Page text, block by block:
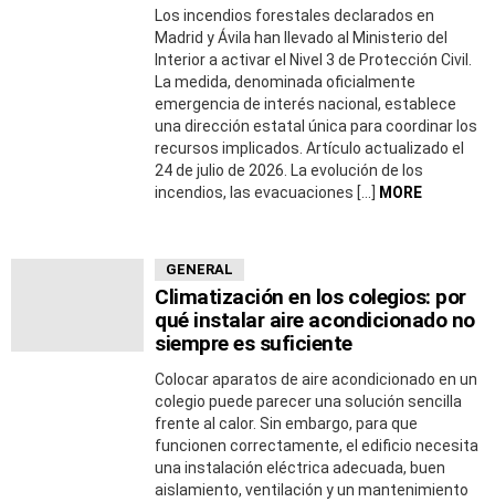
Los incendios forestales declarados en
Madrid y Ávila han llevado al Ministerio del
Interior a activar el Nivel 3 de Protección Civil.
La medida, denominada oficialmente
emergencia de interés nacional, establece
una dirección estatal única para coordinar los
recursos implicados. Artículo actualizado el
24 de julio de 2026. La evolución de los
incendios, las evacuaciones […]
MORE
GENERAL
Climatización en los colegios: por
qué instalar aire acondicionado no
siempre es suficiente
Colocar aparatos de aire acondicionado en un
colegio puede parecer una solución sencilla
frente al calor. Sin embargo, para que
funcionen correctamente, el edificio necesita
una instalación eléctrica adecuada, buen
aislamiento, ventilación y un mantenimiento